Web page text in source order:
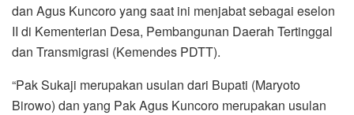
dan Agus Kuncoro yang saat ini menjabat sebagai eselon
II di Kementerian Desa, Pembangunan Daerah Tertinggal
dan Transmigrasi (Kemendes PDTT).
“Pak Sukaji merupakan usulan dari Bupati (Maryoto
Birowo) dan yang Pak Agus Kuncoro merupakan usulan